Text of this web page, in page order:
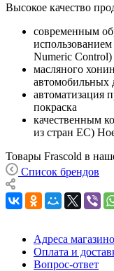
Высокое качество
современным
Numeric Control)
масляного
автомобильных
автоматизация
покраска
качественным
из стран ЕС)
Товары Frascold в
Список брендов
Адреса
Оплата и
Вопрос-ответ